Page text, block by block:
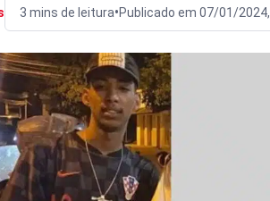
3 mins de leitura•Publicado em 07/01/